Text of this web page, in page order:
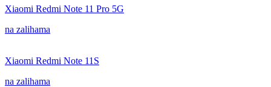
Xiaomi Redmi Note 11 Pro 5G
na zalihama
Xiaomi Redmi Note 11S
na zalihama